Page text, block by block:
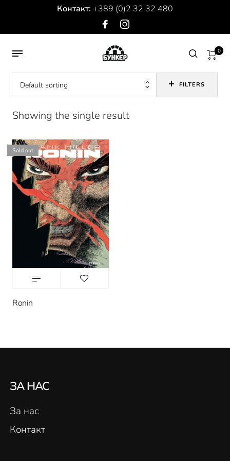
Контакт: +389 (0)2 32 32 480
0
Default sorting FILTERS
Showing the single result
Sold out
Ronin
ЗА НАС
За нас
Контакт